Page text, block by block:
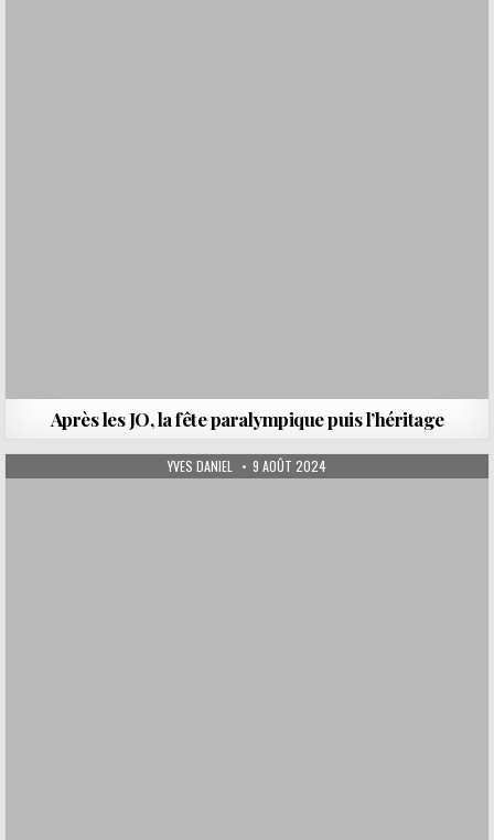
Après les JO, la fête paralympique puis l’héritage
AUTHOR:
YVES DANIEL PUBLISHED DATE:
9 AOÛT 2024